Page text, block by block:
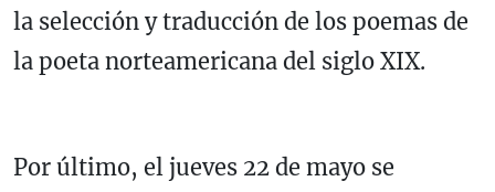
la selección y traducción de los poemas de
la poeta norteamericana del siglo XIX.
Por último, el jueves 22 de mayo se